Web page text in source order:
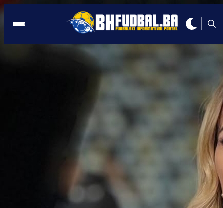
KRAJ! Novi prvak Hrvatske je RIJEKA!